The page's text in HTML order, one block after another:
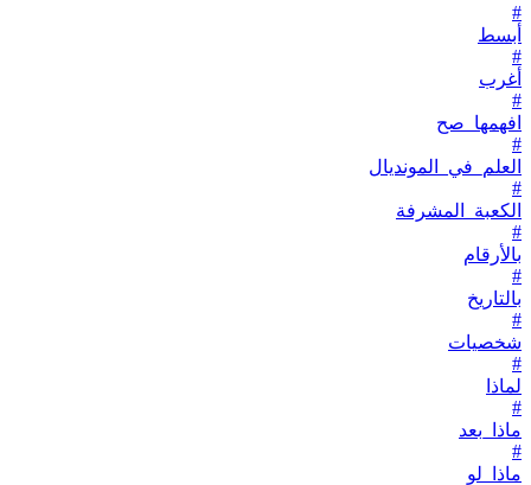
#
أبسط
#
أغرب
#
افهمها_صح
#
العلم_في_المونديال
#
الكعبة_المشرفة
#
بالأرقام
#
بالتاريخ
#
شخصيات
#
لماذا
#
ماذا_بعد
#
ماذا_لو